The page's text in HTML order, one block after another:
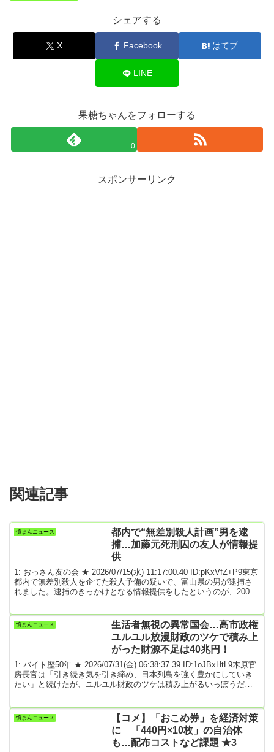
シェアする
X Facebook はてブ
LINE
果糖ちゃんをフォローする
0
スポンサーリンク
関連記事
憤まんニュース
都内で“無差別殺人計画”男を逮
捕…加藤元死刑囚の友人が情報提
供
1: おっさん友の会 ★ 2026/07/15(水) 11:17:00.40 ID:pKxVfZ+P9東京
都内で無差別殺人を企てた殺人予備の疑いで、富山県の男が逮捕さ
れました。逮捕のきっかけとなる情報提供をしたというのが、2008
緯を取材しました。殺人予備の疑いで逮捕された毛利勝己容疑者
（53）は「秋葉原無差別殺傷事件」を意識していたとみられます。
憤まんニュース
生活者無視の異常国会…高市政権
ユルユル放漫財政のツケで積み上
がった財源不足は40兆円！
1: バイト歴50年 ★ 2026/07/31(金) 06:38:37.39 ID:1oJBxHtL9木原官
房長官は「引き続き気を引き締め、日本列島を強く豊かにしていき
たい」と続けたが、ユルユル財政のツケは積み上がるいっぽうだ。
ゼロ」を目指せば必要な財源は年5兆円に上る。しかし高市首相は
「赤字国債に頼らない」と言うだけで、財源捻出の具体策は何ひと
つ語らない。骨太方針の目玉策「...
憤まんニュース
【コメ】「おこめ券」を経済対策
に 「440円×10枚」の自治体
も…配布コストなど課題 ★3